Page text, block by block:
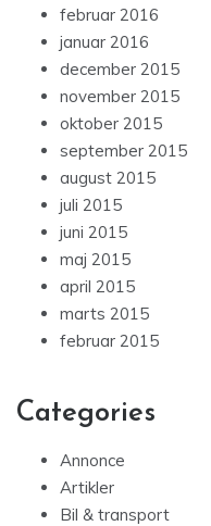
februar 2016
januar 2016
december 2015
november 2015
oktober 2015
september 2015
august 2015
juli 2015
juni 2015
maj 2015
april 2015
marts 2015
februar 2015
Categories
Annonce
Artikler
Bil & transport